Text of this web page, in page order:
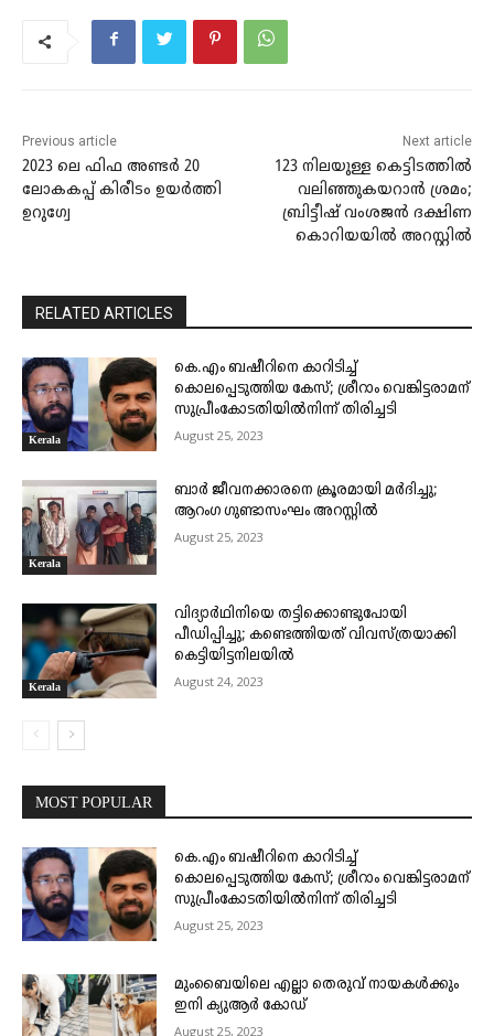
Previous article
2023 ലെ ഫിഫ അണ്ടർ 20
ലോകകപ്പ് കിരീടം ഉയർത്തി
ഉറുഗ്വേ
Next article
123 നിലയുള്ള കെട്ടിടത്തിൽ
വലിഞ്ഞുകയറാൻ ശ്രമം;
ബ്രിട്ടീഷ് വംശജൻ ദക്ഷിണ
കൊറിയയിൽ അറസ്റ്റിൽ
RELATED ARTICLES
Kerala
കെ.എം ബഷീറിനെ കാറിടിച്ച്
കൊലപ്പെടുത്തിയ കേസ്; ശ്രീറാം വെങ്കിട്ടരാമന്
സുപ്രീംകോടതിയിൽനിന്ന് തിരിച്ചടി
August 25, 2023
Kerala
ബാർ ജീവനക്കാരനെ ക്രൂരമായി മർദിച്ചു;
ആറംഗ ഗുണ്ടാസംഘം അറസ്റ്റിൽ
August 25, 2023
Kerala
വിദ്യാർഥിനിയെ തട്ടിക്കൊണ്ടുപോയി
പീഡിപ്പിച്ചു; കണ്ടെത്തിയത് വിവസ്ത്രയാക്കി
കെട്ടിയിട്ടനിലയിൽ
August 24, 2023
MOST POPULAR
കെ.എം ബഷീറിനെ കാറിടിച്ച്
കൊലപ്പെടുത്തിയ കേസ്; ശ്രീറാം വെങ്കിട്ടരാമന്
സുപ്രീംകോടതിയിൽനിന്ന് തിരിച്ചടി
August 25, 2023
മുംബൈയിലെ എല്ലാ തെരുവ് നായകൾക്കും
ഇനി ക്യുആർ കോഡ്
August 25, 2023